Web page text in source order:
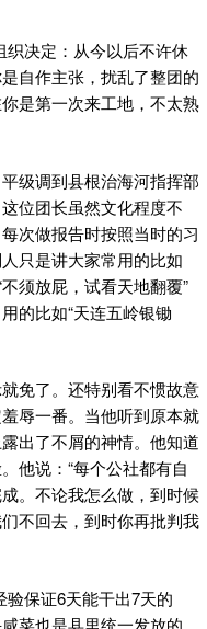
织决定：从今以后不许休
自作主张，扰乱了整团的
是第一次来工地，不太熟
级调到县根治海河指挥部
位团长虽然文化程度不
次做报告时按照当时的习
只是讲大家常用的比如
须放屁，试看天地翻覆”
的比如“天连五岭银锄
免了。还特别看不惯故意
辱一番。当他听到原本就
出了不屑的神情。他知道
他说：“每个公社都有自
。不论我怎么做，到时候
不回去，到时你再批判我
验保证6天能干出7天的
菜也是县里统一发放的，